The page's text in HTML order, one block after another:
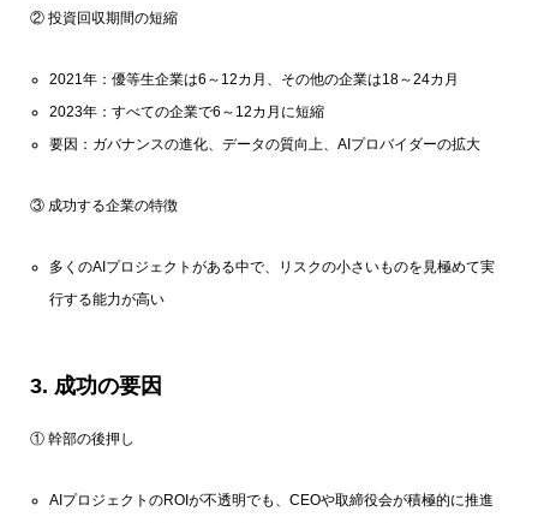
② 投資回収期間の短縮
2021年：優等生企業は6～12カ月、その他の企業は18～24カ月
2023年：すべての企業で6～12カ月に短縮
要因：ガバナンスの進化、データの質向上、AIプロバイダーの拡大
③ 成功する企業の特徴
多くのAIプロジェクトがある中で、リスクの小さいものを見極めて実
行する能力が高い
3. 成功の要因
① 幹部の後押し
AIプロジェクトのROIが不透明でも、CEOや取締役会が積極的に推進